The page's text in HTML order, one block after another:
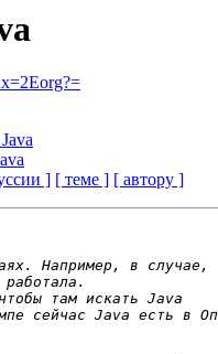
] [ теме ] [ автору ]